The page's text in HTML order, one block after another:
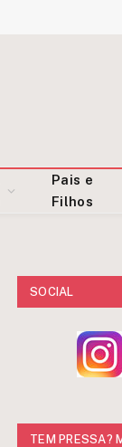
Pais e
Filhos
SOCIAL
TEM PRESSA?